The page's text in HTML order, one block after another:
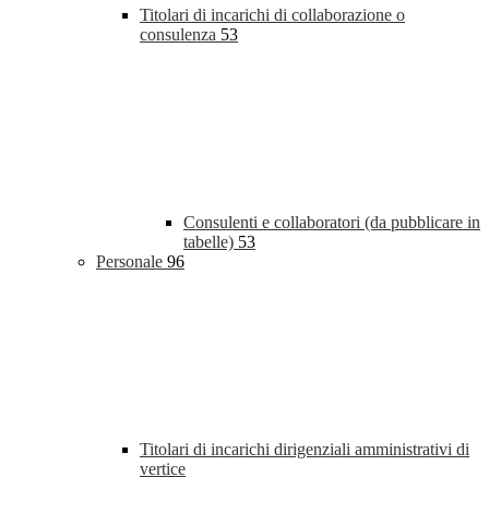
Titolari di incarichi di collaborazione o
consulenza 53
Consulenti e collaboratori (da pubblicare in
tabelle) 53
Personale 96
Titolari di incarichi dirigenziali amministrativi di
vertice